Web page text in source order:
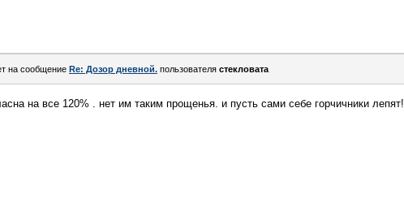
на сообщение Re: Дозор дневной. пользователя стекловата
на все 120% . нет им таким прощенья. и пусть сами себе горчичники лепят!